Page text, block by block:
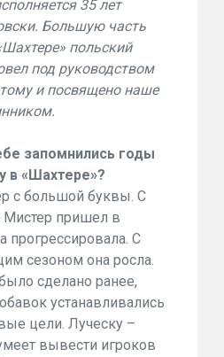
35 лет
Большую часть
польский
под руководством
и посвящено наше
запомнились годы
в «Шахтере»?
с большой буквы. С
Мистер пришел в
прогрессировала. С
сезоном она росла.
сделано ранее,
устанавливались
цели. Луческу –
вывести игроков